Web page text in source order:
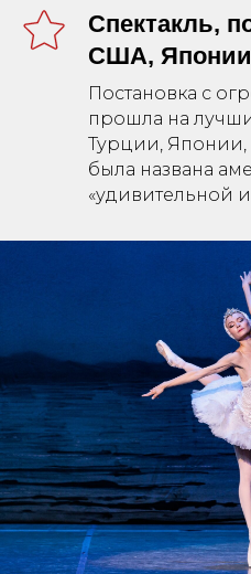
Спектакль,
США,
Постановка с
прошла на
Турции,
была названа
«удивительной